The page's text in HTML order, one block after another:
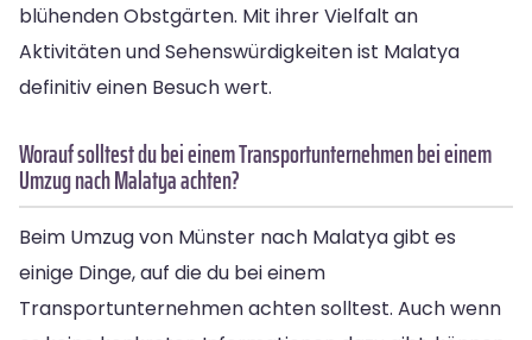
blühenden Obstgärten. Mit ihrer Vielfalt an
Aktivitäten und Sehenswürdigkeiten ist Malatya
definitiv einen Besuch wert.
Worauf solltest du bei einem Transportunternehmen bei einem
Umzug nach Malatya achten?
Beim Umzug von Münster nach Malatya gibt es
einige Dinge, auf die du bei einem
Transportunternehmen achten solltest. Auch wenn